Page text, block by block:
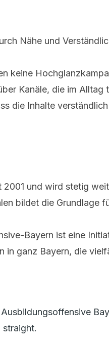
Nähe und
keine
Kanäle, die im
die Inhalte
2001 und wird stetig
bildet die Grundlage
Bayern ist eine
in ganz Bayern, die
straight.